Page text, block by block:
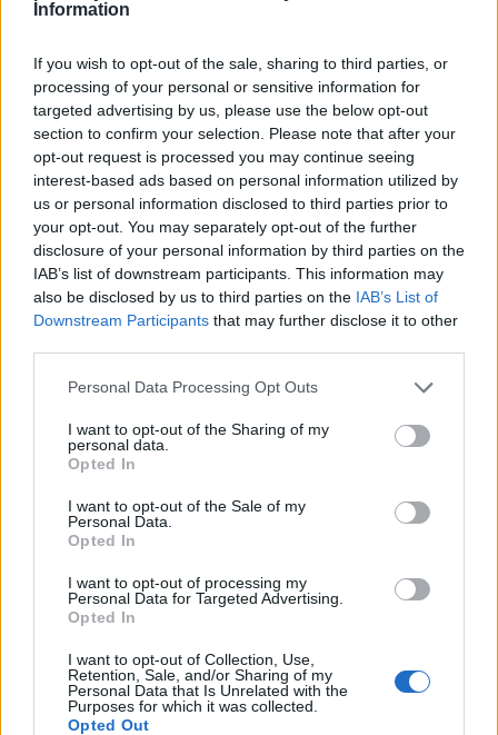
Information
If you wish to opt-out of the sale, sharing to third parties, or
processing of your personal or sensitive information for
targeted advertising by us, please use the below opt-out
section to confirm your selection. Please note that after your
opt-out request is processed you may continue seeing
interest-based ads based on personal information utilized by
us or personal information disclosed to third parties prior to
your opt-out. You may separately opt-out of the further
disclosure of your personal information by third parties on the
IAB’s list of downstream participants. This information may
also be disclosed by us to third parties on the IAB’s List of
Downstream Participants that may further disclose it to other
Please note that this website/app uses one or more Google
not limited to your visit or usage behaviour. You may click to
grant or deny consent to Google and its third-party tags to
use your data for below specified purposes in below Google
consent section.
Personal Data Processing Opt Outs
I want to opt-out of the Sharing of my
personal data.
Opted In
I want to opt-out of the Sale of my
Personal Data.
Opted In
I want to opt-out of processing my
Personal Data for Targeted Advertising.
Opted In
I want to opt-out of Collection, Use,
Retention, Sale, and/or Sharing of my
Personal Data that Is Unrelated with the
Purposes for which it was collected.
Opted Out
AUTORE
Redazione Petstory.it